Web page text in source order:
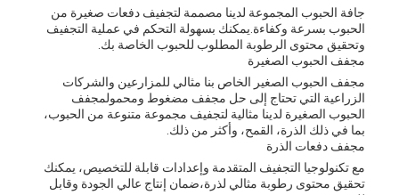
جافة الحبوب المجموعة لدينا مصممة لتجفيف دفعات صغيرة من
الحبوب بسرعة وكفاءة.يمكنك بسهولة التحكم في عملية التجفيف
وتحقيق محتوى الرطوبة المطلوب للحبوب الخاصة بك.
مجفف الحبوب الصغيرة
مجفف الحبوب الصغير الخاص بنا مثالي للمزارعين والشركات
الزراعية التي تحتاج إلى حل مجفف مضغوط ومحمولمجفف
الحبوب الصغيرة لدينا مثالية لتجفيف مجموعة متنوعة من الحبوب،
بما في ذلك الذرة، القمح، وأكثر من ذلك.
مجفف دفعات الذرة
مع تكنولوجيا التجفيف المتقدمة وإعدادات قابلة للتخصيص، يمكنك
تحقيق محتوى رطوبة مثالي لذرة،ضمان إنتاج عالي الجودة وقابل